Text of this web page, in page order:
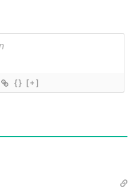
{} [+]